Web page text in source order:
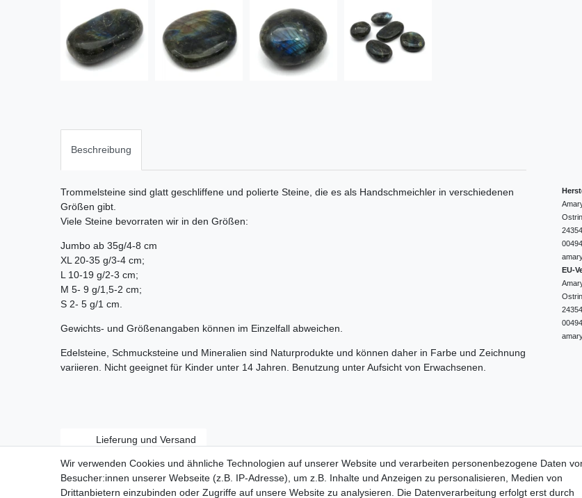
Beschreibung
Trommelsteine sind glatt geschliffene und polierte Steine, die es als Handschmeichler in verschiedenen
Größen gibt.
Viele Steine bevorraten wir in den Größen:
Jumbo ab 35g/4-8 cm
XL 20-35 g/3-4 cm;
L 10-19 g/2-3 cm;
M 5- 9 g/1,5-2 cm;
S 2- 5 g/1 cm.
Gewichts- und Größenangaben können im Einzelfall abweichen.
Edelsteine, Schmucksteine und Mineralien sind Naturprodukte und können daher in Farbe und Zeichnung
variieren. Nicht geeignet für Kinder unter 14 Jahren. Benutzung unter Aufsicht von Erwachsenen.
24354
EU-
24354
Lieferung und Versand
Wir verwenden Cookies und ähnliche Technologien auf unserer Website und verarbeiten personenbezogene Daten
Besucher:innen unserer Webseite (z.B. IP-Adresse), um z.B. Inhalte und Anzeigen zu personalisieren, Medien von
Drittanbietern einzubinden oder Zugriffe auf unsere Website zu analysieren. Die Datenverarbeitung erfolgt erst durch